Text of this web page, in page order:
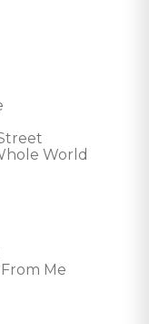
World
Me